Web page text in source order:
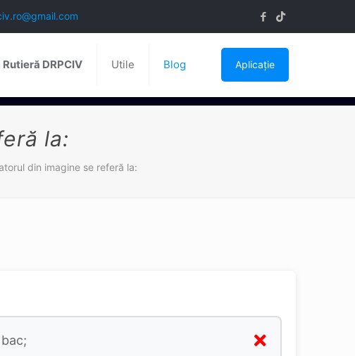
DRPCIV Utile Blog Aplicație
la:
din imagine se referă la: